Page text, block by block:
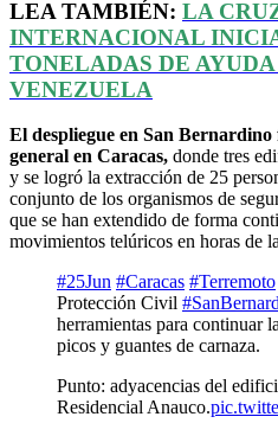
LEA TAMBIÉN: LA
INTERNACIONAL
TONELADAS DE
VENEZUELA
El despliegue en San
general en Caracas, donde tres
y se logró la extracción de 25
conjunto de los organismos de
que se han extendido de forma
movimientos telúricos en horas de
#25Jun #Caracas #Terremoto
Protección Civil
herramientas para continuar
picos y guantes de carnaza.
Punto: adyacencias del
Residencial Anauco.